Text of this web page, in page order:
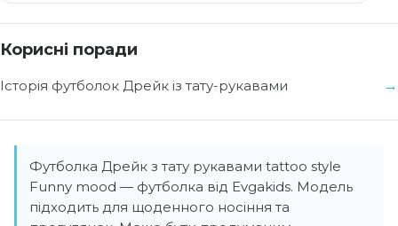
Корисні поради
Історія футболок Дрейк із тату-рукавами
Футболка Дрейк з тату рукавами tattoo style
Funny mood — футболка від Evgakids. Модель
підходить для щоденного носіння та